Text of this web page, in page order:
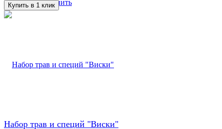
избранное сравнить
Набор трав и специй "Виски"